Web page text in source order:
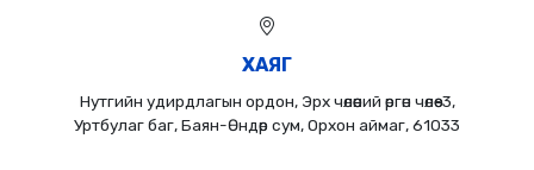
ХАЯГ
Нутгийн удирдлагын ордон, Эрх чөлөөний өргөн чөлөө-3,
Уртбулаг баг, Баян-Өндөр сум, Орхон аймаг, 61033